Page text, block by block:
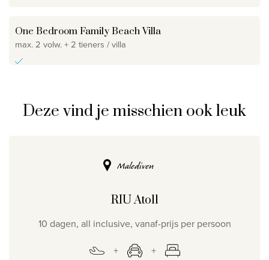
One Bedroom Family Beach Villa
max. 2 volw. + 2 tieners / villa
Deze vind je misschien ook leuk
Malediven
RIU Atoll
10 dagen, all inclusive, vanaf-prijs per persoon